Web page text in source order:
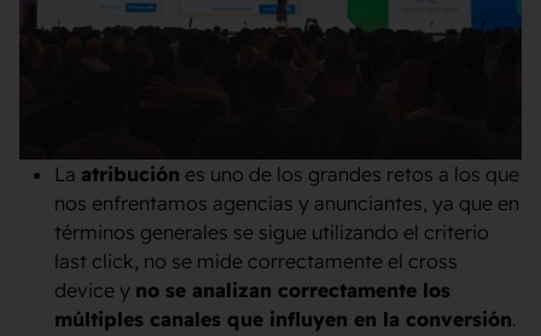
La atribución es uno de los grandes retos a los que
nos enfrentamos agencias y anunciantes, ya que en
términos generales se sigue utilizando el criterio
last click, no se mide correctamente el cross
device y no se analizan correctamente los
múltiples canales que influyen en la conversión.